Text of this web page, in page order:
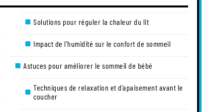
Solutions pour réguler la chaleur du lit
Impact de l’humidité sur le confort de sommeil
Astuces pour améliorer le sommeil de bébé
Techniques de relaxation et d’apaisement avant le
coucher